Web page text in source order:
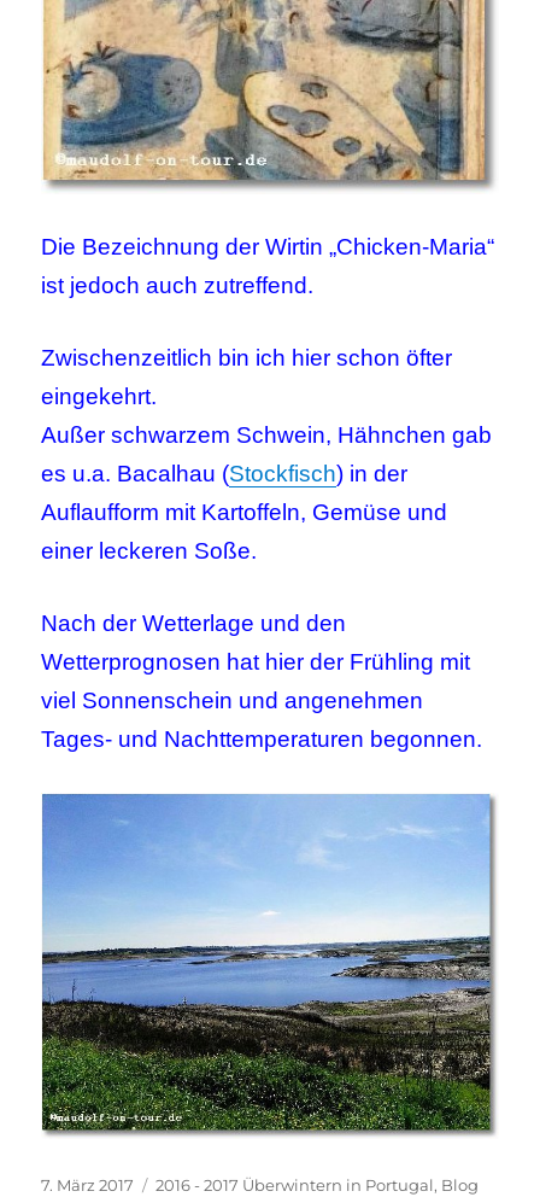
Die Bezeichnung der Wirtin „Chicken-Maria“
ist jedoch auch zutreffend.
Zwischenzeitlich bin ich hier schon öfter
eingekehrt.
Außer schwarzem Schwein, Hähnchen gab
es u.a. Bacalhau (Stockfisch) in der
Auflaufform mit Kartoffeln, Gemüse und
einer leckeren Soße.
Nach der Wetterlage und den
Wetterprognosen hat hier der Frühling mit
viel Sonnenschein und angenehmen
Tages- und Nachttemperaturen begonnen.
Veröffentlicht
7. März 2017 Kategorien
2016 - 2017 Überwintern in Portugal, Blog